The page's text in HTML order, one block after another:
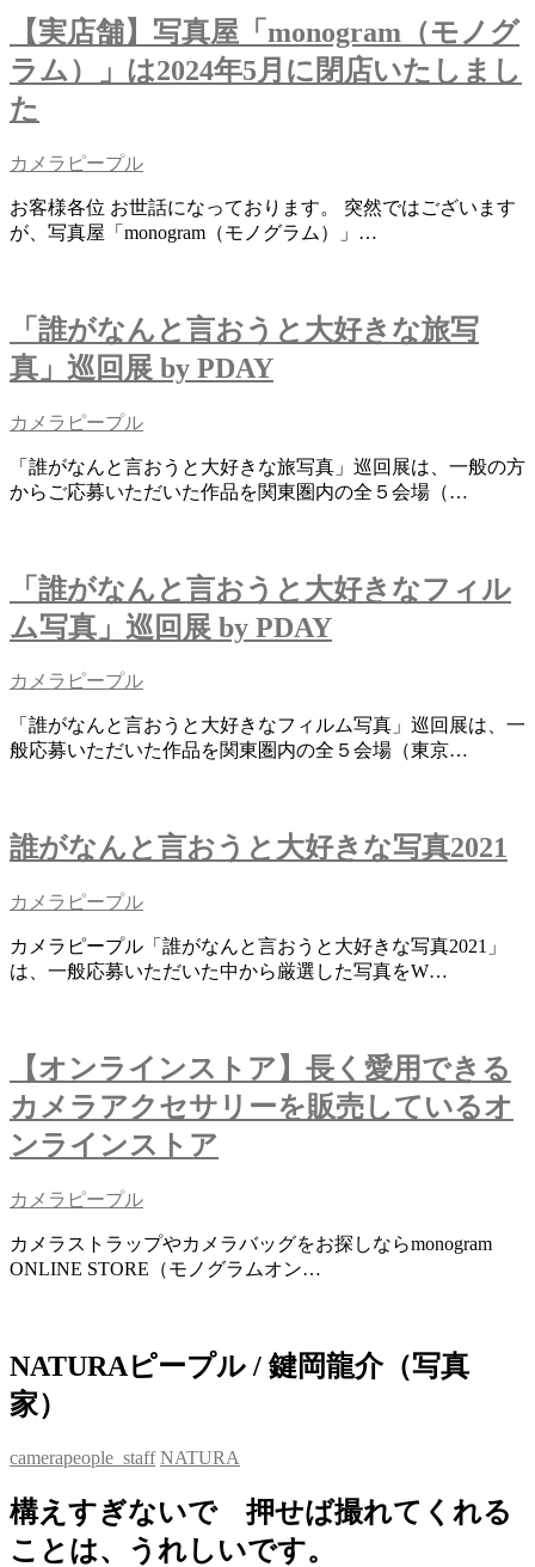
【実店舗】写真屋「monogram（モノグ
ラム）」は2024年5月に閉店いたしまし
た
カメラピープル
お客様各位 お世話になっております。 突然ではございます
が、写真屋「monogram（モノグラム）」…
「誰がなんと言おうと大好きな旅写
真」巡回展 by PDAY
カメラピープル
「誰がなんと言おうと大好きな旅写真」巡回展は、一般の方
からご応募いただいた作品を関東圏内の全５会場（…
「誰がなんと言おうと大好きなフィル
ム写真」巡回展 by PDAY
カメラピープル
「誰がなんと言おうと大好きなフィルム写真」巡回展は、一
般応募いただいた作品を関東圏内の全５会場（東京…
誰がなんと言おうと大好きな写真2021
カメラピープル
カメラピープル「誰がなんと言おうと大好きな写真2021」
は、一般応募いただいた中から厳選した写真をW…
【オンラインストア】長く愛用できる
カメラアクセサリーを販売しているオ
ンラインストア
カメラピープル
カメラストラップやカメラバッグをお探しならmonogram
ONLINE STORE（モノグラムオン…
NATURAピープル / 鍵岡龍介（写真
家）
camerapeople_staff NATURA
構えすぎないで 押せば撮れてくれる
ことは、うれしいです。